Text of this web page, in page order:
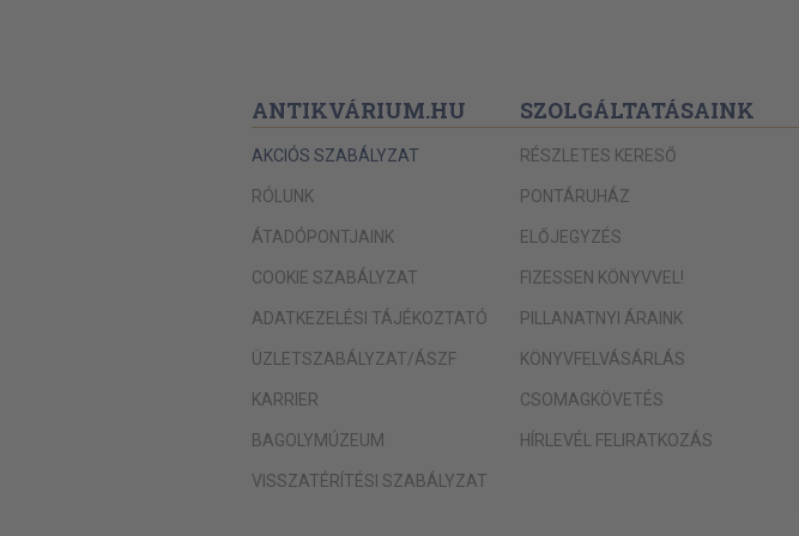
ANTIKVÁRIUM.HU
AKCIÓS SZABÁLYZAT
RÓLUNK
ÁTADÓPONTJAINK
COOKIE SZABÁLYZAT
ADATKEZELÉSI TÁJÉKOZTATÓ
ÜZLETSZABÁLYZAT/ÁSZF
KARRIER
BAGOLYMÚZEUM
VISSZATÉRÍTÉSI SZABÁLYZAT
SZOLGÁLTATÁSAINK
RÉSZLETES KERESŐ
PONTÁRUHÁZ
ELŐJEGYZÉS
FIZESSEN KÖNYVVEL!
PILLANATNYI ÁRAINK
KÖNYVFELVÁSÁRLÁS
CSOMAGKÖVETÉS
HÍRLEVÉL FELIRATKOZÁS